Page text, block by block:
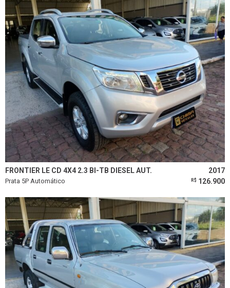
FRONTIER LE CD 4X4 2.3 BI-TB DIESEL AUT. 2017
Prata 5P Automático R$ 126.900